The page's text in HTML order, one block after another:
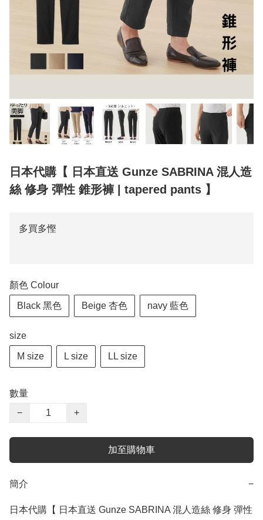
日本代購【 日本直送 Gunze SABRINA 混人造
絲 修身 彈性 錐形褲 | tapered pants 】
多買多慳
顏色 Colour
Black 黑色 Beige 杏色 navy 藍色
size
M size L size LL size
數量
−
+
加至購物車
簡介 −
日本代購【 日本直送 Gunze SABRINA 混人造絲 修身 彈性